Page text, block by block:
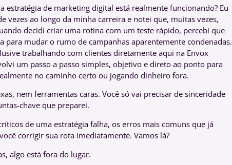
estratégia de marketing digital está realmente funcionando? Eu
vezes ao longo da minha carreira e notei que, muitas vezes,
decidi criar uma rotina com um teste rápido, percebi que
para mudar o rumo de campanhas aparentemente condenadas.
trabalhando com clientes diretamente aqui na Envox
um passo a passo simples, objetivo e direto ao ponto para
no caminho certo ou jogando dinheiro fora.
nem ferramentas caras. Você só vai precisar de sinceridade
chave que preparei.
de uma estratégia falha, os erros mais comuns que já
corrigir sua rota imediatamente. Vamos lá?
algo está fora do lugar.